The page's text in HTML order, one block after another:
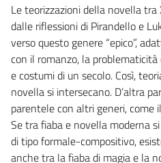
Le teorizzazioni della novella tra
dalle riflessioni di Pirandello e
verso questo genere “epico”,
con il romanzo, la
e costumi di un secolo. Così,
novella si intersecano. D’altra
parentele con altri generi, come
Se tra fiaba e novella moderna
di tipo formale-compositivo,
anche tra la fiaba di magia e la